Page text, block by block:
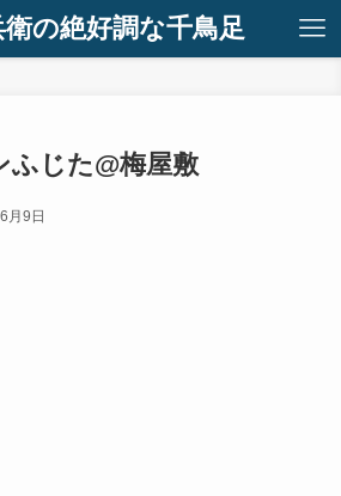
衛の絶好調な千鳥足
ふじた@梅屋敷
月9日